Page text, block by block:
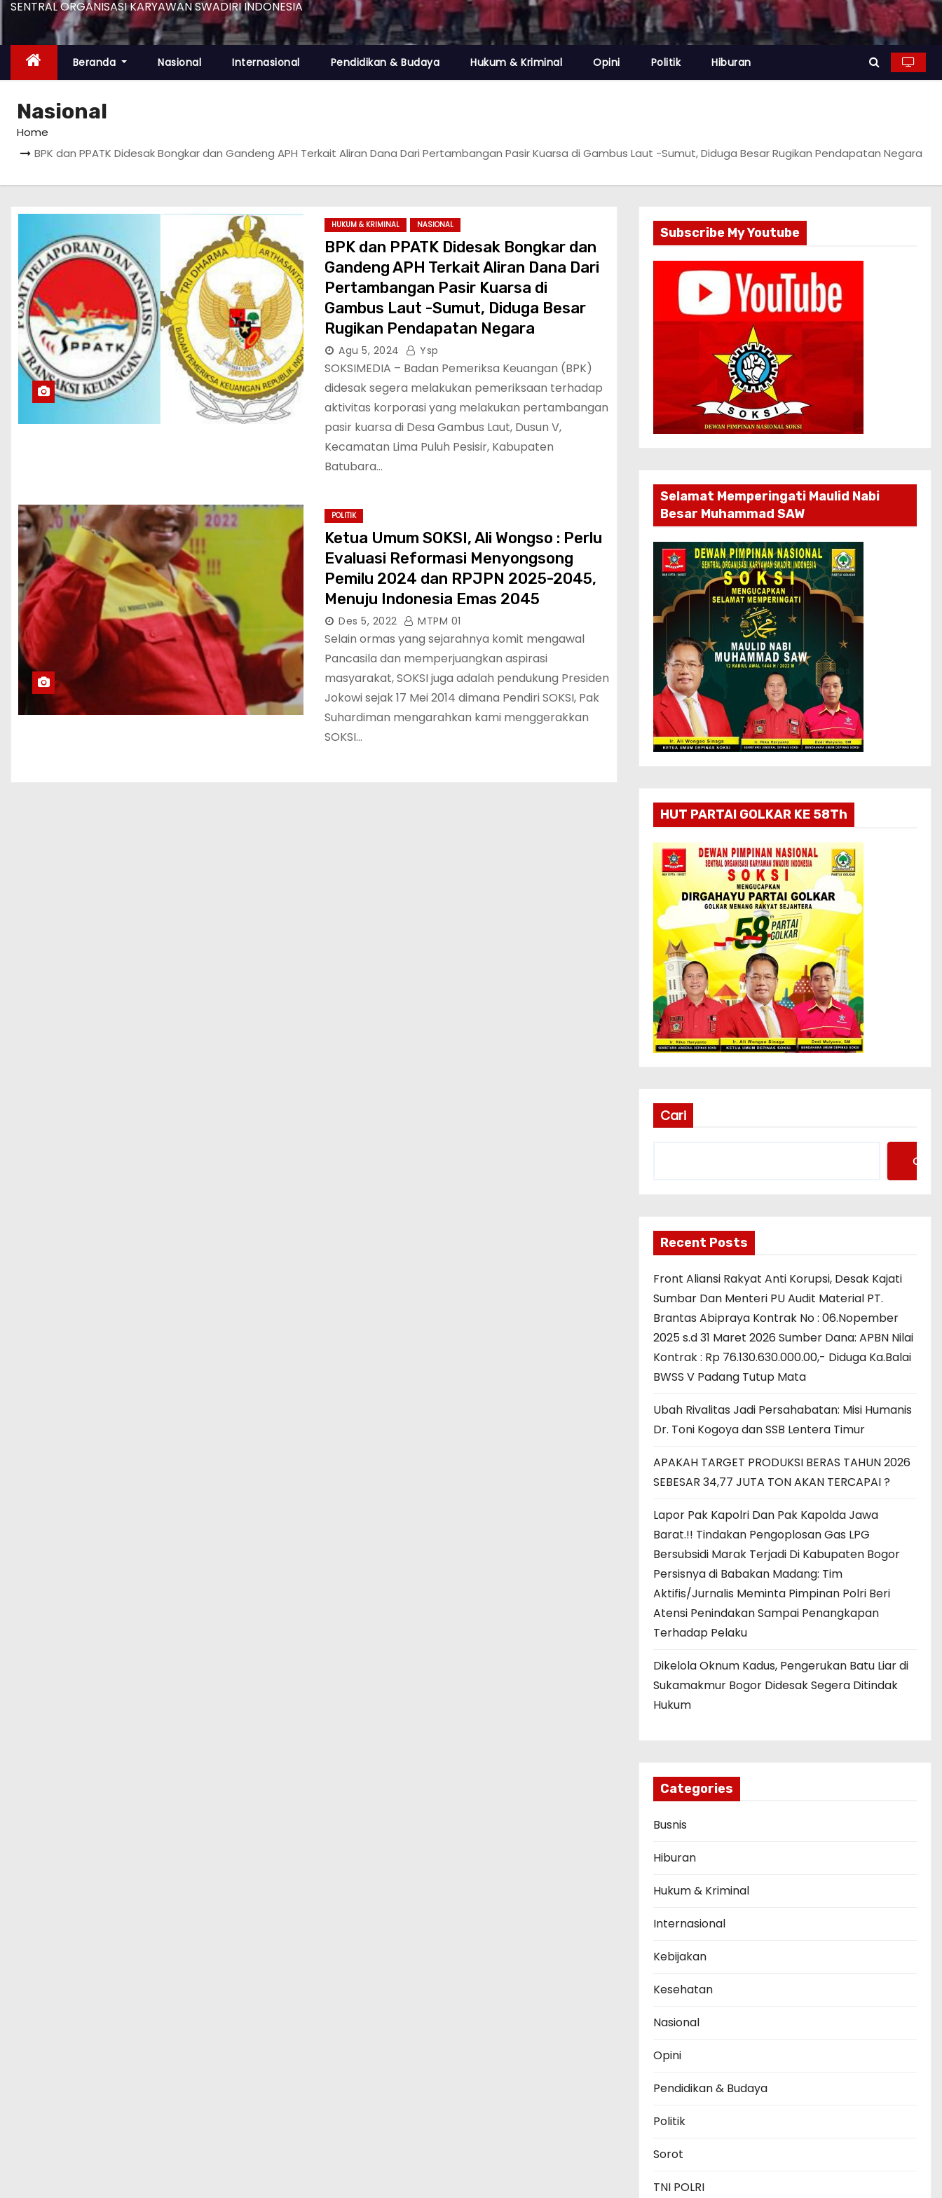
SENTRAL ORGANISASI KARYAWAN SWADIRI INDONESIA
Beranda Nasional Internasional Pendidikan & Budaya Hukum & Kriminal Opini Politik Hiburan
Nasional
Home
BPK dan PPATK Didesak Bongkar dan Gandeng APH Terkait Aliran Dana Dari Pertambangan Pasir Kuarsa di Gambus Laut -Sumut, Diduga Besar Rugikan Pendapatan Negara
HUKUM & KRIMINAL NASIONAL
BPK dan PPATK Didesak Bongkar dan
Gandeng APH Terkait Aliran Dana Dari
Pertambangan Pasir Kuarsa di
Gambus Laut -Sumut, Diduga Besar
Rugikan Pendapatan Negara
Agu 5, 2024 Ysp
SOKSIMEDIA – Badan Pemeriksa Keuangan (BPK)
didesak segera melakukan pemeriksaan terhadap
aktivitas korporasi yang melakukan pertambangan
pasir kuarsa di Desa Gambus Laut, Dusun V,
Kecamatan Lima Puluh Pesisir, Kabupaten
Batubara…
POLITIK
Ketua Umum SOKSI, Ali Wongso : Perlu
Evaluasi Reformasi Menyongsong
Pemilu 2024 dan RPJPN 2025-2045,
Menuju Indonesia Emas 2045
Des 5, 2022 MTPM 01
Selain ormas yang sejarahnya komit mengawal
Pancasila dan memperjuangkan aspirasi
masyarakat, SOKSI juga adalah pendukung Presiden
Jokowi sejak 17 Mei 2014 dimana Pendiri SOKSI, Pak
Suhardiman mengarahkan kami menggerakkan
SOKSI…
Subscribe My Youtube
Selamat Memperingati Maulid Nabi
Besar Muhammad SAW
HUT PARTAI GOLKAR KE 58Th
Cari
Cari
Recent Posts
Front Aliansi Rakyat Anti Korupsi, Desak Kajati
Sumbar Dan Menteri PU Audit Material PT.
Brantas Abipraya Kontrak No : 06.Nopember
2025 s.d 31 Maret 2026 Sumber Dana: APBN Nilai
Kontrak : Rp 76.130.630.000.00,- Diduga Ka.Balai
BWSS V Padang Tutup Mata
Ubah Rivalitas Jadi Persahabatan: Misi Humanis
Dr. Toni Kogoya dan SSB Lentera Timur
APAKAH TARGET PRODUKSI BERAS TAHUN 2026
SEBESAR 34,77 JUTA TON AKAN TERCAPAI ?
Lapor Pak Kapolri Dan Pak Kapolda Jawa
Barat.!! Tindakan Pengoplosan Gas LPG
Bersubsidi Marak Terjadi Di Kabupaten Bogor
Persisnya di Babakan Madang: Tim
Aktifis/Jurnalis Meminta Pimpinan Polri Beri
Atensi Penindakan Sampai Penangkapan
Terhadap Pelaku
Dikelola Oknum Kadus, Pengerukan Batu Liar di
Sukamakmur Bogor Didesak Segera Ditindak
Hukum
Categories
Busnis
Hiburan
Hukum & Kriminal
Internasional
Kebijakan
Kesehatan
Nasional
Opini
Pendidikan & Budaya
Politik
Sorot
TNI POLRI